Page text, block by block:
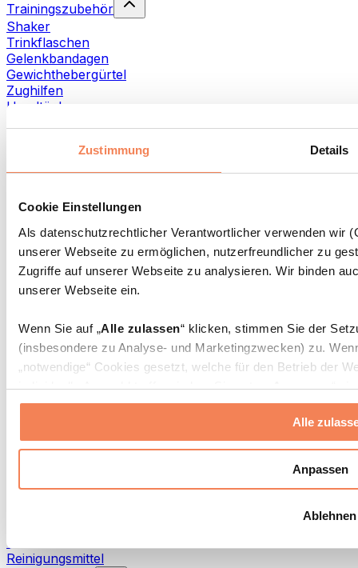
Zustimmung Details
Cookie Einstellungen
Als datenschutzrechtlicher Verantwortlicher verwenden wir
unserer Webseite zu ermöglichen, nutzerfreundlicher zu
Zugriffe auf unserer Webseite zu analysieren. Wir binden
unserer Webseite ein.
Wenn Sie auf „Alle zulassen“ klicken, stimmen Sie der
(insbesondere zu Analyse- und Marketingzwecken) zu.
„notwendige“ Cookies gesetzt, welche für den Betrieb der
individuelle Auswahl treffen, indem Sie unter „Anpassen“
erlauben“ klicken.
Weitere Informationen über die Verarbeitung Ihrer Daten
Datenschutzerklärung
Alle
Anpassen
Ablehnen
Trainingszubehör
Shaker
Trinkflaschen
Gelenkbandagen
Gewichthebergürtel
Zughilfen
Handtücher
Faszien- und Massagerollen
Weitere Rehabilitationshilfen
Taschen & Rucksäcke
Essenstaschen und Meal-Prep-Zubehör
Sporttaschen
Zubehör nach Aktivität
Laufen
Kampfsport
Yoga & Pilates
Wandern
Rotlichttherapie
Waschmittel
Reinigungsmittel